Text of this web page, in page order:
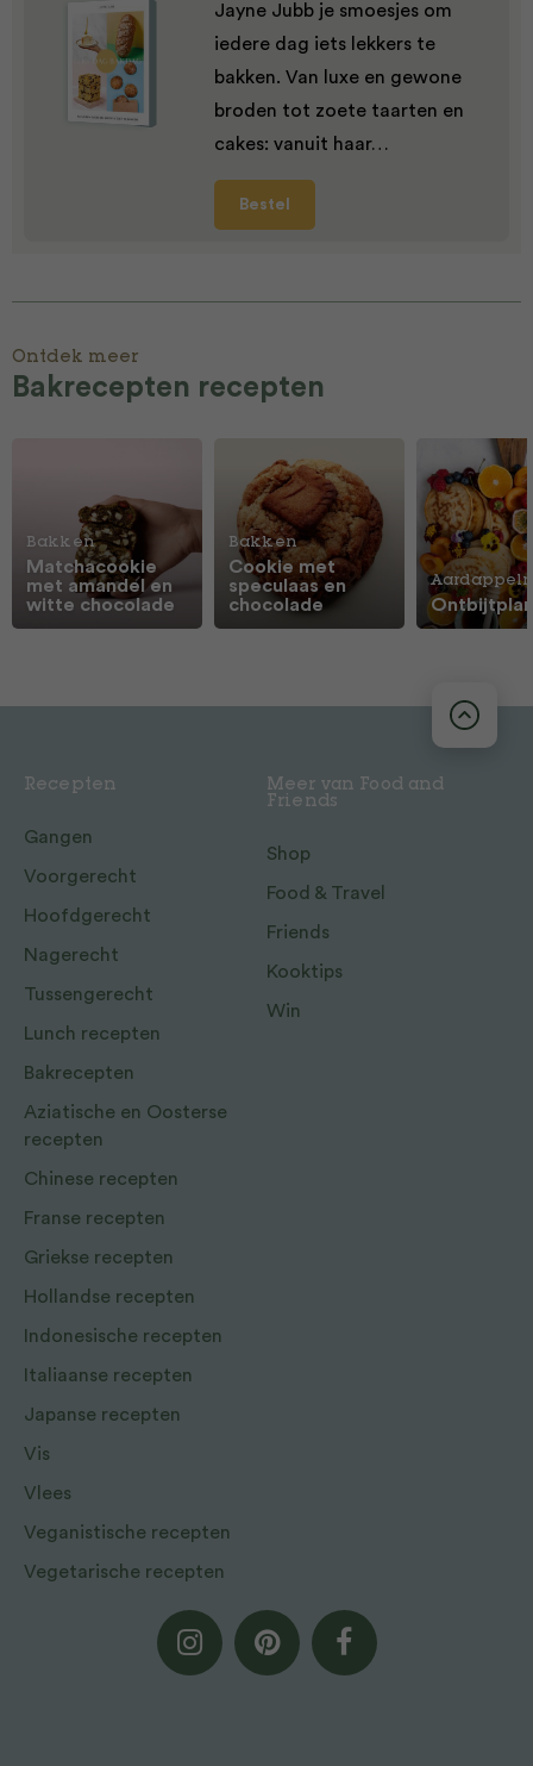
Jayne Jubb je smoesjes om
iedere dag iets lekkers te
bakken. Van luxe en gewone
broden tot zoete taarten en
cakes: vanuit haar…
Bestel
Ontdek meer
Bakrecepten recepten
Bakken
Matchacookie
met amandel en
witte chocolade
Bakken
Cookie met
speculaas en
chocolade
Recepten
Gangen
Voorgerecht
Hoofdgerecht
Nagerecht
Tussengerecht
Lunch recepten
Bakrecepten
Aziatische en Oosterse
recepten
Chinese recepten
Franse recepten
Griekse recepten
Hollandse recepten
Indonesische recepten
Italiaanse recepten
Japanse recepten
Vis
Vlees
Veganistische recepten
Vegetarische recepten
Meer van Food and
Friends
Shop
Food & Travel
Friends
Kooktips
Win